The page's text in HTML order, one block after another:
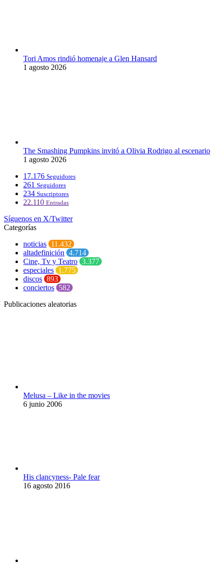
Tori Amos rindió homenaje a Glen Hansard
1 agosto 2026
The Smashing Pumpkins invitó a Olivia Rodrigo al escenario
1 agosto 2026
17.176 Seguidores
261 Seguidores
234 Suscriptores
22.110 Entradas
Síguenos en X/Twitter
Categorías
noticias 11.432
altadefinición 4.714
Cine, Tv y Teatro 3.377
especiales 1.775
discos 893
conciertos 582
Publicaciones aleatorias
Melusa – Like in the movies
6 junio 2006
His clancyness- Pale fear
16 agosto 2016